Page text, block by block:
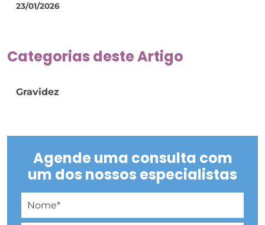
23/01/2026
Categorias deste Artigo
Gravidez
Agende uma consulta com
um dos nossos especialistas